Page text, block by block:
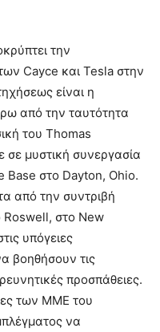
την
Cayce και Tesla στην
είναι η
από την ταυτότητα
του Thomas
μυστική συνεργασία
στο Dayton, Ohio.
από την συντριβή
Roswell, στο New
υπόγειες
βοηθήσουν τις
προσπάθειες.
των ΜΜΕ του
να